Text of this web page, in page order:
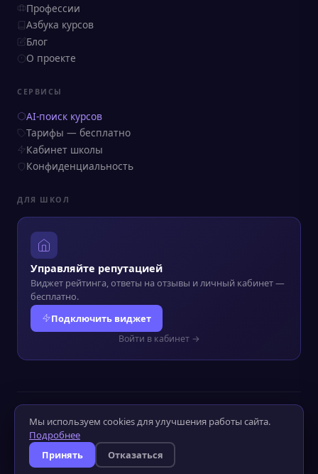
Профессии
Азбука курсов
Блог
О проекте
СЕРВИСЫ
AI-поиск курсов
Тарифы — бесплатно
Кабинет школы
Конфиденциальность
ДЛЯ ШКОЛ
Управляйте репутацией
Виджет рейтинга, ответы на отзывы и личный кабинет —
бесплатно.
Подключить виджет
Войти в кабинет →
Политика конфиденциальности
Оператор ПД №52-25-232090
Слабовидящим
Слабослышащим
Мы используем cookies для улучшения работы сайта.
Подробнее
Принять
Отказаться